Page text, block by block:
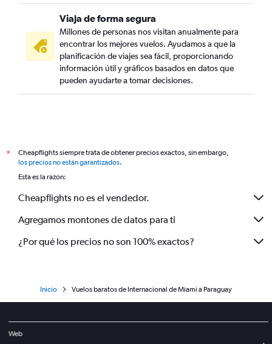
Viaja de forma segura
Millones de personas nos visitan anualmente para
encontrar los mejores vuelos. Ayudamos a que la
planificación de viajes sea fácil, proporcionando
información útil y gráficos basados en datos que
pueden ayudarte a tomar decisiones.
*
Cheapflights siempre trata de obtener precios exactos, sin embargo,
los precios no están garantizados.
Esta es la razón:
Cheapflights no es el vendedor.
Agregamos montones de datos para ti
¿Por qué los precios no son 100% exactos?
Inicio Vuelos baratos de Internacional de Miami a Paraguay
Web